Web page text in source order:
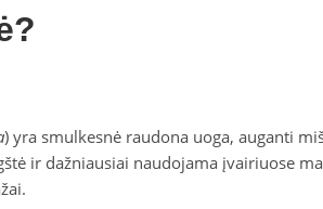
) yra smulkesnė raudona uoga, auganti
ir dažniausiai naudojama įvairiuose